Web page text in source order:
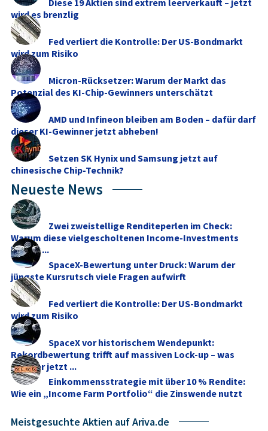
wird es brenzlig
Fed verliert die Kontrolle: Der US-Bondmarkt
wird zum Risiko
Micron-Rücksetzer: Warum der Markt das
Potenzial des KI-Chip-Gewinners unterschätzt
AMD und Infineon bleiben am Boden – dafür darf
dieser KI-Gewinner jetzt abheben!
Setzen SK Hynix und Samsung jetzt auf
chinesische Chip-Technik?
Neueste News
Zwei zweistellige Renditeperlen im Check:
Warum diese vielgescholtenen Income-Investments
besser ...
SpaceX-Bewertung unter Druck: Warum der
jüngste Kursrutsch viele Fragen aufwirft
Fed verliert die Kontrolle: Der US-Bondmarkt
wird zum Risiko
SpaceX vor historischem Wendepunkt:
Rekordbewertung trifft auf massiven Lock-up – was
Anleger jetzt ...
Einkommensstrategie mit über 10 % Rendite:
Wie ein „Income Farm Portfolio“ die Zinswende nutzt
Meistgesuchte Aktien auf Ariva.de